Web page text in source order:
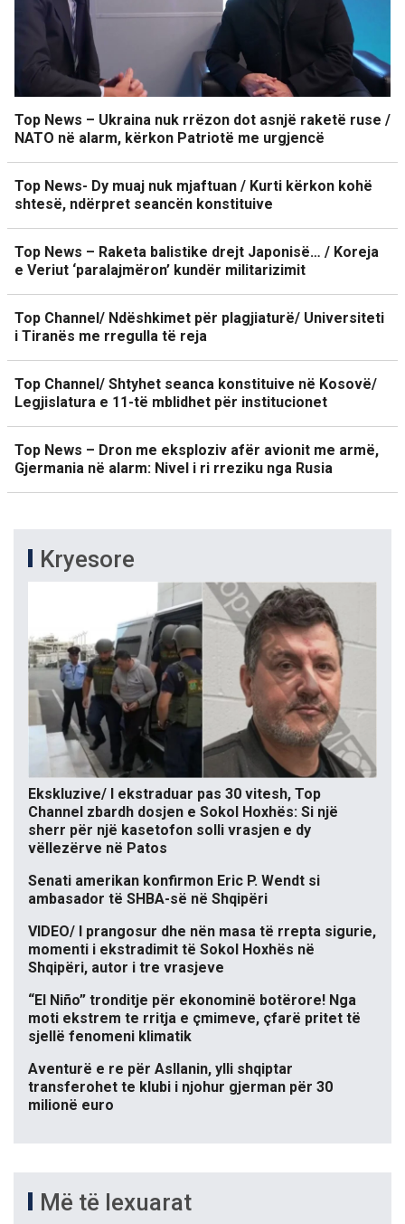
Top News – Ukraina nuk rrëzon dot asnjë raketë ruse /
NATO në alarm, kërkon Patriotë me urgjencë
Top News- Dy muaj nuk mjaftuan / Kurti kërkon kohë
shtesë, ndërpret seancën konstituive
Top News – Raketa balistike drejt Japonisë… / Koreja
e Veriut ‘paralajmëron’ kundër militarizimit
Top Channel/ Ndëshkimet për plagjiaturë/ Universiteti
i Tiranës me rregulla të reja
Top Channel/ Shtyhet seanca konstituive në Kosovë/
Legjislatura e 11-të mblidhet për institucionet
Top News – Dron me eksploziv afër avionit me armë,
Gjermania në alarm: Nivel i ri rreziku nga Rusia
Kryesore
Ekskluzive/ I ekstraduar pas 30 vitesh, Top
Channel zbardh dosjen e Sokol Hoxhës: Si një
sherr për një kasetofon solli vrasjen e dy
vëllezërve në Patos
Senati amerikan konfirmon Eric P. Wendt si
ambasador të SHBA-së në Shqipëri
VIDEO/ I prangosur dhe nën masa të rrepta sigurie,
momenti i ekstradimit të Sokol Hoxhës në
Shqipëri, autor i tre vrasjeve
“El Niño” tronditje për ekonominë botërore! Nga
moti ekstrem te rritja e çmimeve, çfarë pritet të
sjellë fenomeni klimatik
Aventurë e re për Asllanin, ylli shqiptar
transferohet te klubi i njohur gjerman për 30
milionë euro
Më të lexuarat